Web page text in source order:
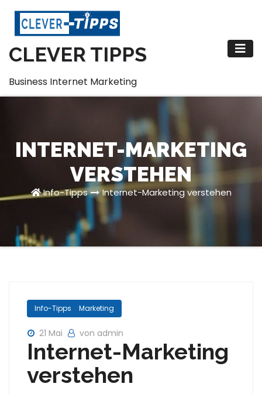
Inhalt
springen
CLEVER TIPPS
Business Internet Marketing
INTERNET-MARKETING
VERSTEHEN
Info-Tipps Internet-Marketing verstehen
Info-Tipps Marketing
21 Mai von admin
Internet-Marketing
verstehen